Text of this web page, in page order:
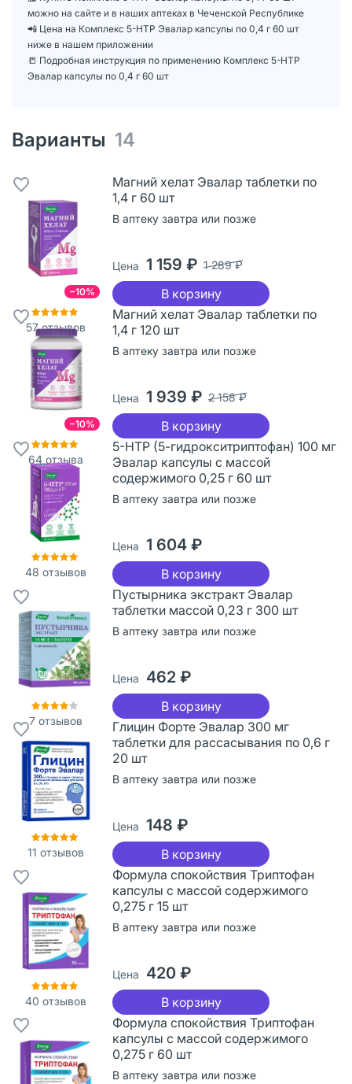
можно на сайте и в наших аптеках в Чеченской Республике
📲 Цена на Комплекс 5-НТР Эвалар капсулы по 0,4 г 60 шт
ниже в нашем приложении
📒 Подробная инструкция по применению Комплекс 5-НТР
Эвалар капсулы по 0,4 г 60 шт
Варианты 14
−10%
57отзывов
Магний хелат Эвалар таблетки по
1,4 г 60 шт
В аптеку завтра или позже
Цена 1 159 ₽ 1 289 ₽
В корзину
−10%
64 отзыва
Магний хелат Эвалар таблетки по
1,4 г 120 шт
В аптеку завтра или позже
Цена 1 939 ₽ 2 158 ₽
В корзину
48 отзывов
5-НТР (5-гидрокситриптофан) 100 мг
Эвалар капсулы с массой
содержимого 0,25 г 60 шт
В аптеку завтра или позже
Цена 1 604 ₽
В корзину
7 отзывов
Пустырника экстракт Эвалар
таблетки массой 0,23 г 300 шт
В аптеку завтра или позже
Цена 462 ₽
В корзину
11 отзывов
Глицин Форте Эвалар 300 мг
таблетки для рассасывания по 0,6 г
20 шт
В аптеку завтра или позже
Цена 148 ₽
В корзину
40 отзывов
Формула спокойствия Триптофан
капсулы с массой содержимого
0,275 г 15 шт
В аптеку завтра или позже
Цена 420 ₽
В корзину
Формула спокойствия Триптофан
капсулы с массой содержимого
0,275 г 60 шт
В аптеку завтра или позже